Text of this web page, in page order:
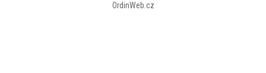
OrdinWeb.cz